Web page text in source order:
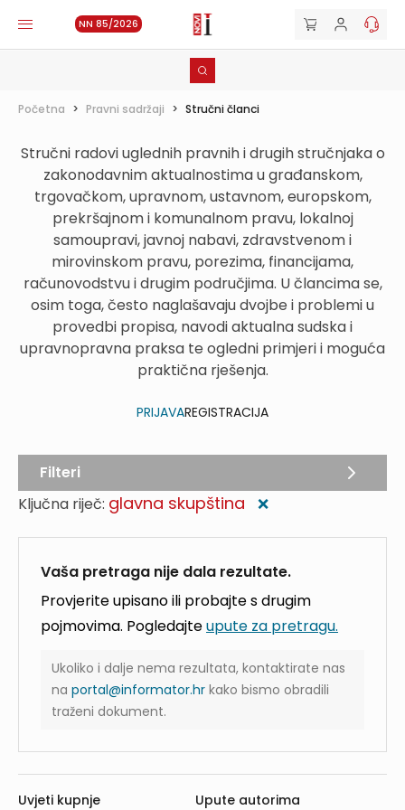
NN 85/2026
Početna > Pravni sadržaji > Stručni članci
Stručni radovi uglednih pravnih i drugih stručnjaka o
zakonodavnim aktualnostima u građanskom,
trgovačkom, upravnom, ustavnom, europskom,
prekršajnom i komunalnom pravu, lokalnoj
samoupravi, javnoj nabavi, zdravstvenom i
mirovinskom pravu, porezima, financijama,
računovodstvu i drugim područjima. U člancima se,
osim toga, često naglašavaju dvojbe i problemi u
provedbi propisa, navodi aktualna sudska i
upravnopravna praksa te ogledni primjeri i moguća
praktična rješenja.
PRIJAVAREGISTRACIJA
Ključna riječ: glavna skupština ❌
Vaša pretraga nije dala rezultate.
Provjerite upisano ili probajte s drugim
pojmovima. Pogledajteupute za pretragu.
Ukoliko i dalje nema rezultata, kontaktirate nas
na portal@informator.hr kako bismo obradili
traženi dokument.
Filteri
Uvjeti kupnje Upute autorima